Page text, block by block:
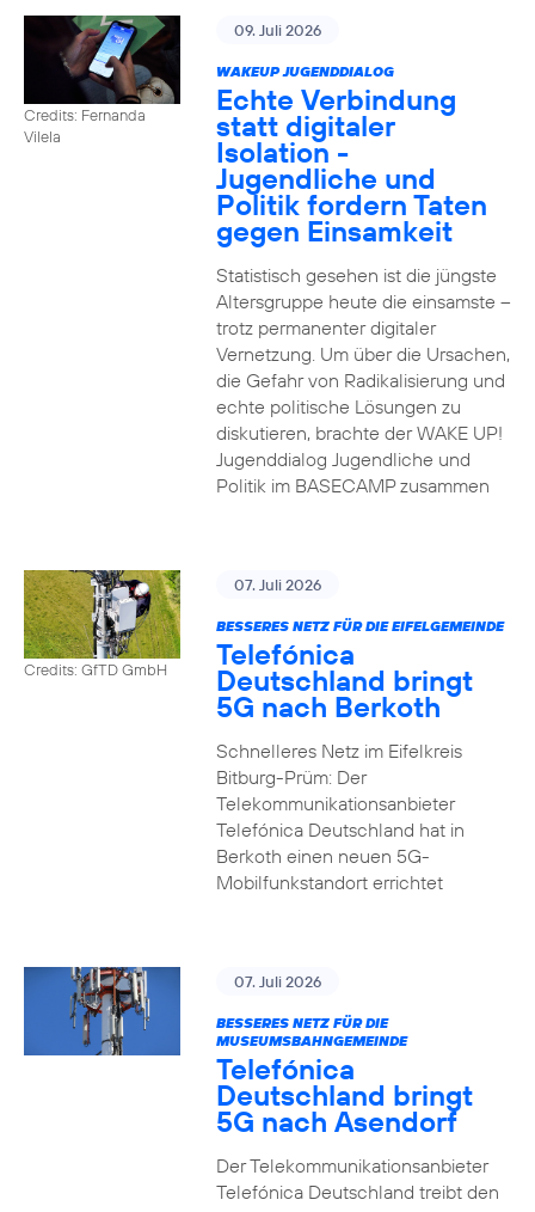
Credits: Fernanda
Vilela
09. Juli 2026
WAKEUP JUGENDDIALOG
Echte Verbindung
statt digitaler
Isolation -
Jugendliche und
Politik fordern Taten
gegen Einsamkeit
Statistisch gesehen ist die jüngste
Altersgruppe heute die einsamste –
trotz permanenter digitaler
Vernetzung. Um über die Ursachen,
die Gefahr von Radikalisierung und
echte politische Lösungen zu
diskutieren, brachte der WAKE UP!
Jugenddialog Jugendliche und
Politik im BASECAMP zusammen
Credits: GfTD GmbH
07. Juli 2026
BESSERES NETZ FÜR DIE EIFELGEMEINDE
Telefónica
Deutschland bringt
5G nach Berkoth
Schnelleres Netz im Eifelkreis
Bitburg-Prüm: Der
Telekommunikationsanbieter
Telefónica Deutschland hat in
Berkoth einen neuen 5G-
Mobilfunkstandort errichtet
07. Juli 2026
BESSERES NETZ FÜR DIE
MUSEUMSBAHNGEMEINDE
Telefónica
Deutschland bringt
5G nach Asendorf
Der Telekommunikationsanbieter
Telefónica Deutschland treibt den